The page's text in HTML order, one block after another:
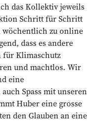
das Kollektiv jeweils
Schritt für Schritt
zu online
dass es andere
für Klimaschutz
und machtlos. Wir
eine
Spass mit unseren
Huber eine grosse
den Glauben an eine